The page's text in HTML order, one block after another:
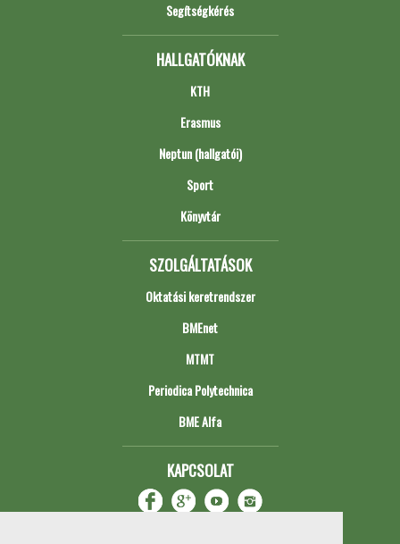
Segítségkérés
HALLGATÓKNAK
KTH
Erasmus
Neptun (hallgatói)
Sport
Könyvtár
SZOLGÁLTATÁSOK
Oktatási keretrendszer
BMEnet
MTMT
Periodica Polytechnica
BME Alfa
KAPCSOLAT